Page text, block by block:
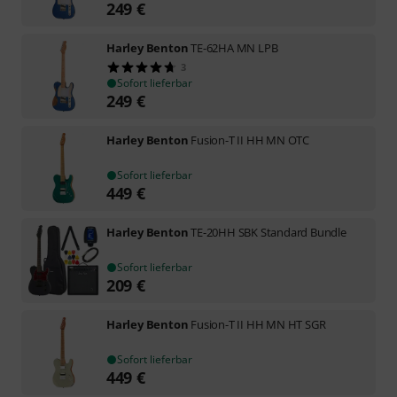
249 €
Harley BentonTE-62HA MN LPB
3
Sofort lieferbar
249 €
Harley Benton Fusion-T II HH MN OTC
Sofort lieferbar
449 €
Harley BentonTE-20HH SBK Standard Bundle
Sofort lieferbar
209 €
Harley Benton Fusion-T II HH MN HT SGR
Sofort lieferbar
449 €